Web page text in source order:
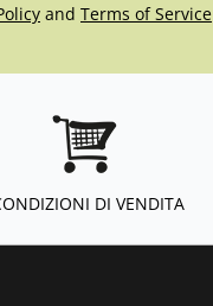
and Terms of Service
DI VENDITA